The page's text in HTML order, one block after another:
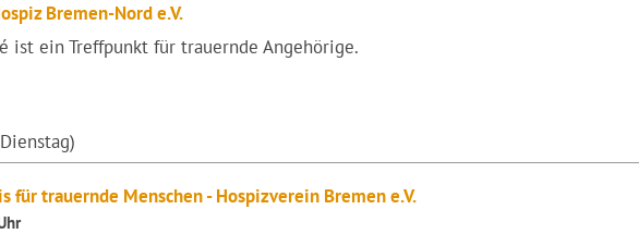
Bremen-Nord e.V.
ist ein Treffpunkt für trauernde Angehörige.
für trauernde Menschen - Hospizverein Bremen e.V.